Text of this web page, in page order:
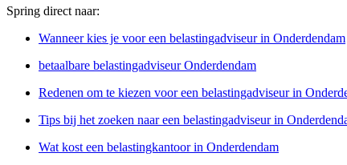
Spring direct naar:
Wanneer kies je voor een belastingadviseur in Onderdendam
betaalbare belastingadviseur Onderdendam
Redenen om te kiezen voor een belastingadviseur in
Tips bij het zoeken naar een belastingadviseur in
Wat kost een belastingkantoor in Onderdendam